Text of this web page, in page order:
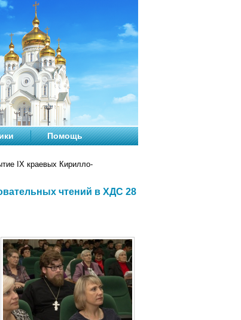
Помощь
IX краевых Кирилло-
чтений в ХДС 28